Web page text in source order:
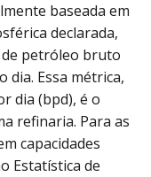
baseada em
declarada,
petróleo bruto
dia. Essa métrica,
dia (bpd), é o
refinaria. Para as
capacidades
Estatística de